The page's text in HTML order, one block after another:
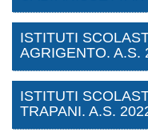
ISTITUTI
AGRIGENTO. A.S.
ISTITUTI
TRAPANI. A.S.